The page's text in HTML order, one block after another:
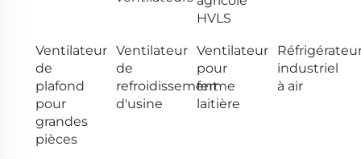
HVLS
Ventilateur
de
plafond
pour
grandes
pièces
Ventilateur
de
refroidissement
d'usine
Ventilateur
pour
ferme
laitière
industriel
à air